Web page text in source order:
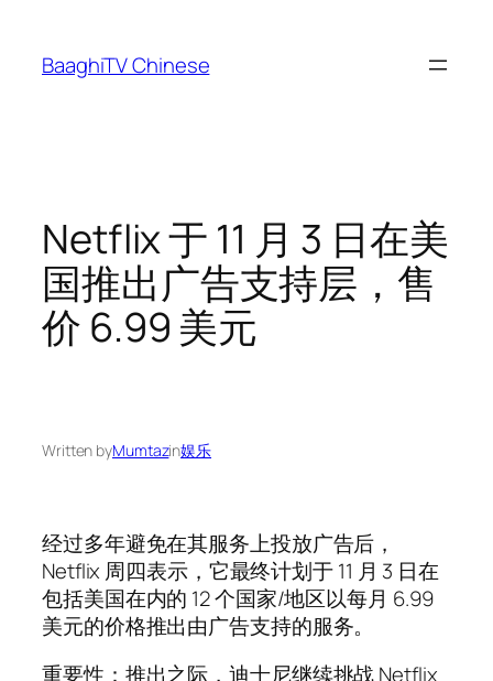
content
BaaghiTV Chinese
Netflix 于 11 月 3 日在美
国推出广告支持层，售
价 6.99 美元
Written byMumtazin娱乐
经过多年避免在其服务上投放广告后，
Netflix 周四表示，它最终计划于 11 月 3 日在
包括美国在内的 12 个国家/地区以每月 6.99
美元的价格推出由广告支持的服务。
重要性：推出之际，迪士尼继续挑战 Netflix